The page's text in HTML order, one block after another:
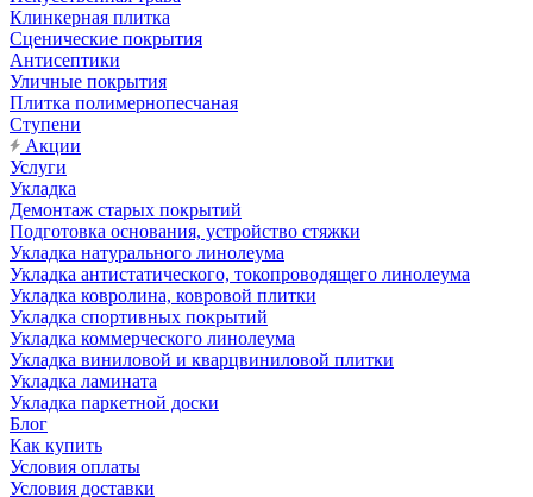
Клинкерная плитка
Сценические покрытия
Антисептики
Уличные покрытия
Плитка полимернопесчаная
Ступени
Акции
Услуги
Укладка
Демонтаж старых покрытий
Подготовка основания, устройство стяжки
Укладка натурального линолеума
Укладка антистатического, токопроводящего линолеума
Укладка ковролина, ковровой плитки
Укладка спортивных покрытий
Укладка коммерческого линолеума
Укладка виниловой и кварцвиниловой плитки
Укладка ламината
Укладка паркетной доски
Блог
Как купить
Условия оплаты
Условия доставки